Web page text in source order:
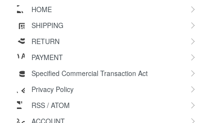
HOME
SHIPPING
RETURN
PAYMENT
Specified Commercial Transaction Act
Privacy Policy
RSS / ATOM
ACCOUNT